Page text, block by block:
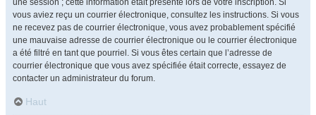
une session ; cette information était présente lors de votre inscription. Si
vous aviez reçu un courrier électronique, consultez les instructions. Si vous
ne recevez pas de courrier électronique, vous avez probablement spécifié
une mauvaise adresse de courrier électronique ou le courrier électronique
a été filtré en tant que pourriel. Si vous êtes certain que l’adresse de
courrier électronique que vous avez spécifiée était correcte, essayez de
contacter un administrateur du forum.
Haut